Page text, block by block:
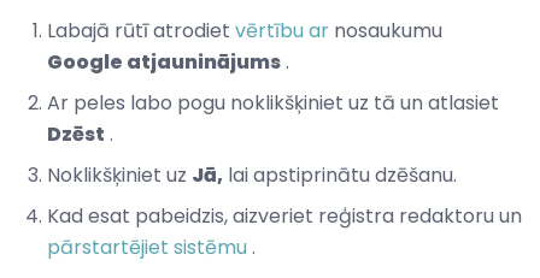
Labajā rūtī atrodiet vērtību ar nosaukumu
Google atjauninājums.
Ar peles labo pogu noklikšķiniet uz tā un atlasiet
Dzēst .
Noklikšķiniet uz Jā, lai apstiprinātu dzēšanu.
Kad esat pabeidzis, aizveriet reģistra redaktoru un
pārstartējiet sistēmu.